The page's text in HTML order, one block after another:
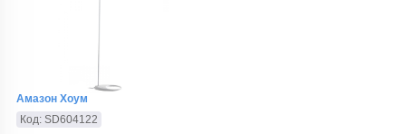
Амазон Хоум
Код: SD604122